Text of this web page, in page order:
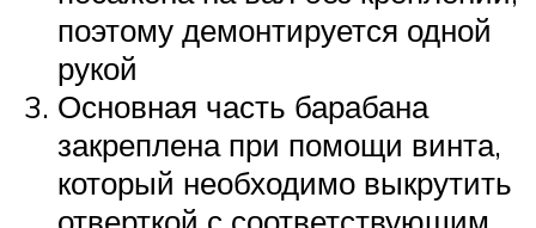
поэтому демонтируется одной
рукой
Основная часть барабана
закреплена при помощи винта,
который необходимо выкрутить